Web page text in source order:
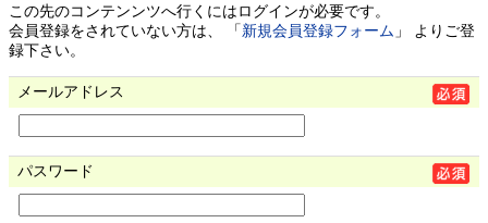
この先のコンテンンツへ行くにはログインが必要です。
会員登録をされていない方は、 「新規会員登録フォーム 」 よりご登
録下さい。
メールアドレス
パスワード